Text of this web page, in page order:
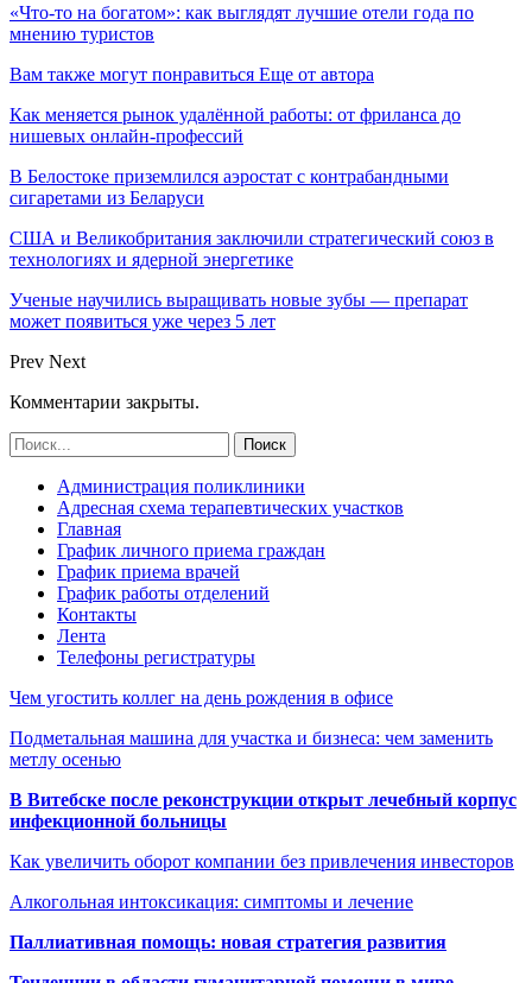
«Что-то на богатом»: как выглядят лучшие отели года по
мнению туристов
Вам также могут понравиться Еще от автора
Как меняется рынок удалённой работы: от фриланса до
нишевых онлайн-профессий
В Белостоке приземлился аэростат с контрабандными
сигаретами из Беларуси
США и Великобритания заключили стратегический союз в
технологиях и ядерной энергетике
Ученые научились выращивать новые зубы — препарат
может появиться уже через 5 лет
Prev Next
Комментарии закрыты.
Администрация поликлиники
Адресная схема терапевтических участков
Главная
График личного приема граждан
График приема врачей
График работы отделений
Контакты
Лента
Телефоны регистратуры
Чем угостить коллег на день рождения в офисе
Подметальная машина для участка и бизнеса: чем заменить
метлу осенью
В Витебске после реконструкции открыт лечебный корпус
инфекционной больницы
Как увеличить оборот компании без привлечения инвесторов
Алкогольная интоксикация: симптомы и лечение
Паллиативная помощь: новая стратегия развития